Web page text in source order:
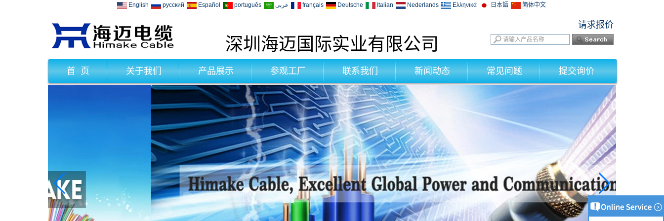
English русский Español português عربى français Deutsche Italian Nederlands Ελληνικά 日本語 简体中文
深圳海迈国际实业有限公司
请求报价
首 页 关于我们 产品展示 参观工厂 联系我们 新闻动态 常见问题 提交询价